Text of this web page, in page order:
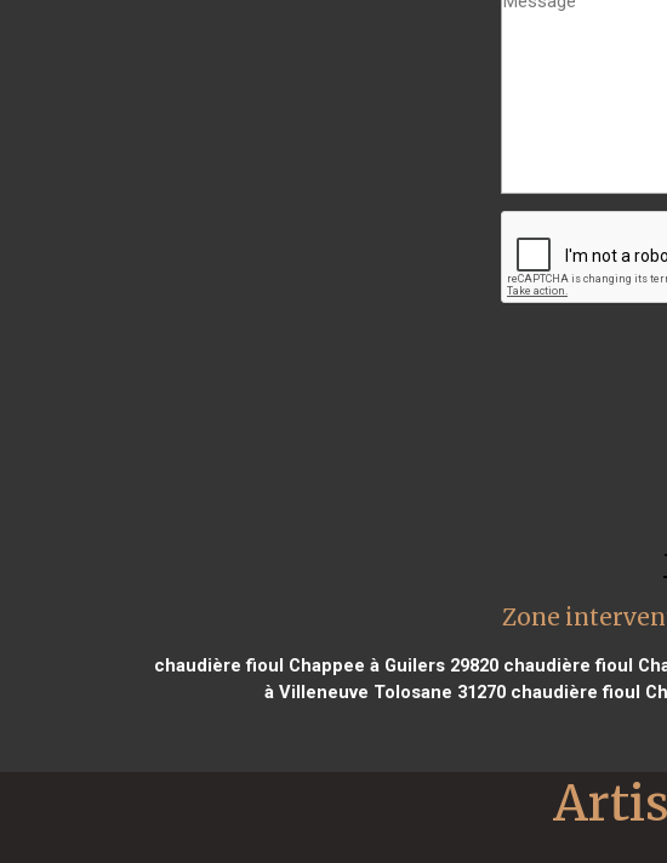
Zone
chaudière fioul Chappee à Guilers 29820 chaudière fioul
à Villeneuve Tolosane 31270chaudière fioul